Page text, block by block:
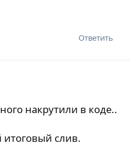
Ответить
накрутили в коде..
итоговый слив.